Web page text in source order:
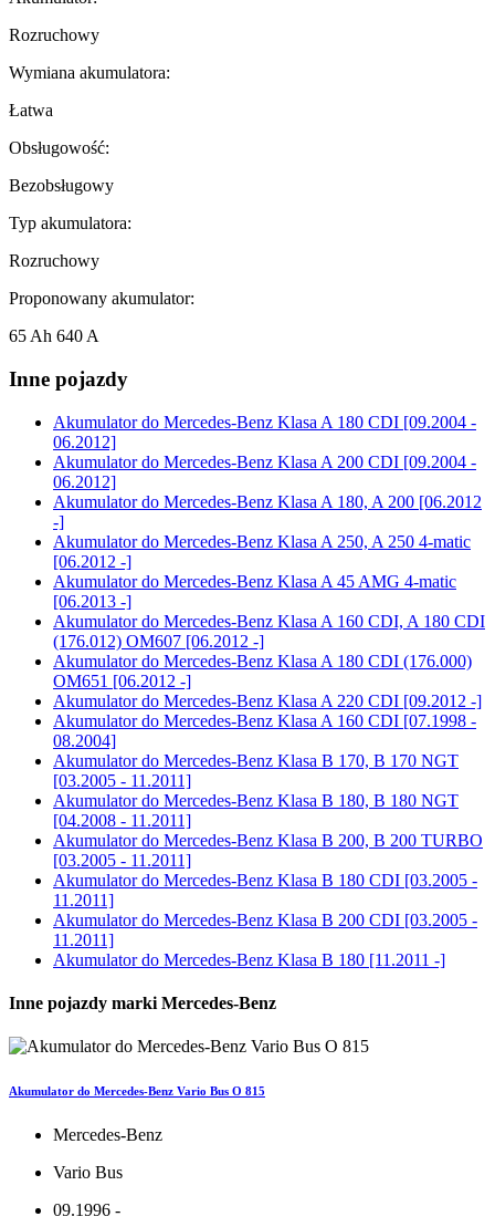
Rozruchowy
Wymiana akumulatora:
Łatwa
Obsługowość:
Bezobsługowy
Typ akumulatora:
Rozruchowy
Proponowany akumulator:
65 Ah 640 A
Inne pojazdy
Akumulator do Mercedes-Benz Klasa A 180 CDI [09.2004 -
06.2012]
Akumulator do Mercedes-Benz Klasa A 200 CDI [09.2004 -
06.2012]
Akumulator do Mercedes-Benz Klasa A 180, A 200 [06.2012
-]
Akumulator do Mercedes-Benz Klasa A 250, A 250 4-matic
[06.2012 -]
Akumulator do Mercedes-Benz Klasa A 45 AMG 4-matic
[06.2013 -]
Akumulator do Mercedes-Benz Klasa A 160 CDI, A 180 CDI
(176.012) OM607 [06.2012 -]
Akumulator do Mercedes-Benz Klasa A 180 CDI (176.000)
OM651 [06.2012 -]
Akumulator do Mercedes-Benz Klasa A 220 CDI [09.2012 -]
Akumulator do Mercedes-Benz Klasa A 160 CDI [07.1998 -
08.2004]
Akumulator do Mercedes-Benz Klasa B 170, B 170 NGT
[03.2005 - 11.2011]
Akumulator do Mercedes-Benz Klasa B 180, B 180 NGT
[04.2008 - 11.2011]
Akumulator do Mercedes-Benz Klasa B 200, B 200 TURBO
[03.2005 - 11.2011]
Akumulator do Mercedes-Benz Klasa B 180 CDI [03.2005 -
11.2011]
Akumulator do Mercedes-Benz Klasa B 200 CDI [03.2005 -
11.2011]
Akumulator do Mercedes-Benz Klasa B 180 [11.2011 -]
Inne pojazdy marki Mercedes-Benz
Akumulator do Mercedes-Benz Vario Bus O 815
Mercedes-Benz
Vario Bus
09.1996 -